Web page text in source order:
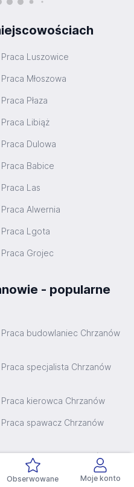
Obserwowane Moje konto
Praca Luszowice
Praca Młoszowa
Praca Płaza
Praca Libiąż
Praca Dulowa
Praca Babice
Praca Las
Praca Alwernia
Praca Lgota
Praca Grojec
- popularne
Praca budowlaniec Chrzanów
Praca specjalista Chrzanów
Praca kierowca Chrzanów
Praca spawacz Chrzanów
Praca mechanik Chrzanów